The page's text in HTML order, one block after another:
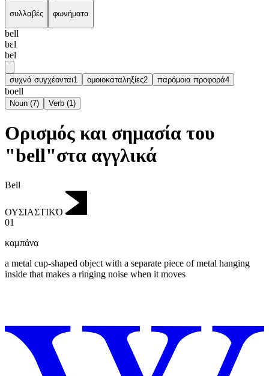
συλλαβές φωνήματα
bell
bɛl
bel
συχνά συγχέονται1 ομοιοκαταληξίες2 παρόμοια προφορά4
boell
Noun (7) Verb (1)
Ορισμός και σημασία του
"bell"στα αγγλικά
Bell
ΟΥΣΙΑΣΤΙΚΌ
01
καμπάνα
a metal cup-shaped object with a separate piece of metal hanging
inside that makes a ringing noise when it moves